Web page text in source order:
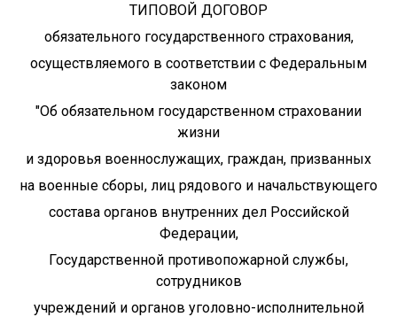
ТИПОВОЙ ДОГОВОР
обязательного государственного страхования,
осуществляемого в соответствии с Федеральным
законом
"Об обязательном государственном страховании
жизни
и здоровья военнослужащих, граждан, призванных
на военные сборы, лиц рядового и начальствующего
состава органов внутренних дел Российской
Федерации,
Государственной противопожарной службы,
сотрудников
учреждений и органов уголовно-исполнительной